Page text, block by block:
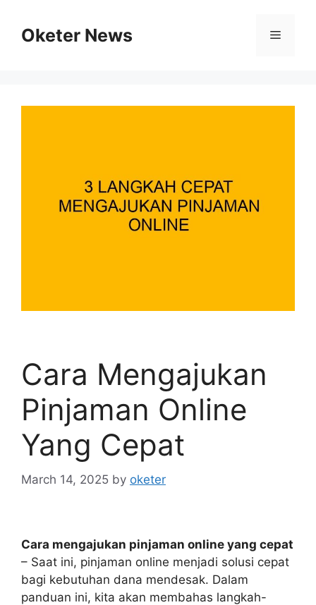
contentOketer News Menu
Cara Mengajukan
Pinjaman Online
Yang Cepat
March 14, 2025 by oketer
Cara mengajukan pinjaman online yang cepat
– Saat ini, pinjaman online menjadi solusi cepat
bagi kebutuhan dana mendesak. Dalam
panduan ini, kita akan membahas langkah-